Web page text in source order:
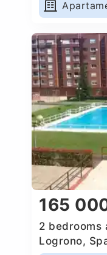
165
2 bedrooms
Logrono,